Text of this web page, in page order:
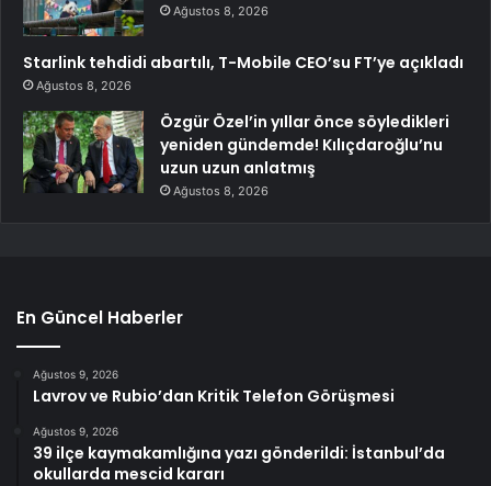
Ağustos 8, 2026
Starlink tehdidi abartılı, T-Mobile CEO’su FT’ye açıkladı
Ağustos 8, 2026
Özgür Özel’in yıllar önce söyledikleri
yeniden gündemde! Kılıçdaroğlu’nu
uzun uzun anlatmış
Ağustos 8, 2026
En Güncel Haberler
Ağustos 9, 2026
Lavrov ve Rubio’dan Kritik Telefon Görüşmesi
Ağustos 9, 2026
39 ilçe kaymakamlığına yazı gönderildi: İstanbul’da
okullarda mescid kararı